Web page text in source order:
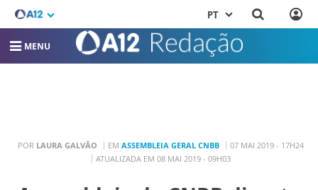
PT
MENU
POR LAURA GALVÃO EM ASSEMBLEIA GERAL CNBB
07 MAI 2019 - 17H24
ATUALIZADA EM 08 MAI 2019 - 09H03